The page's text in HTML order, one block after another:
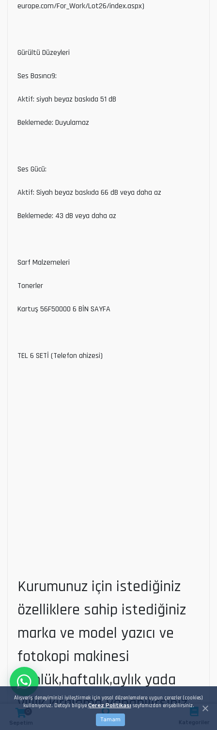
Kategoriler
Arama
Sepetim
0
europe.com/For_Work/Lot26/index.aspx)
Gürültü Düzeyleri
Ses Basıncı9:
Aktif: siyah beyaz baskıda 51 dB
Beklemede: Duyulamaz
Ses Gücü:
Aktif: Siyah beyaz baskıda 66 dB veya daha az
Beklemede: 43 dB veya daha az
Sarf Malzemeleri
Tonerler
Kartuş 56F50000 6 BİN SAYFA
TEL 6 SETİ (Telefon ahizesi)
Kurumunuz için istediğiniz
özelliklere sahip istediğiniz
marka ve model yazıcı ve
fotokopi makinesi
günlük,haftalık,aylık yada
yıllık kiralama yapabilirsiniz.
*SARF MALZEME ÜCRETİ ÖDEMEZSİNİZ.
Alışveriş deneyiminizi iyileştirmek için yasal düzenlemelere uygun çerezler (cookies)
kullanıyoruz. Detaylı bilgiyeÇerez Politikasısayfamızdan erişebilirsiniz.
Tamam